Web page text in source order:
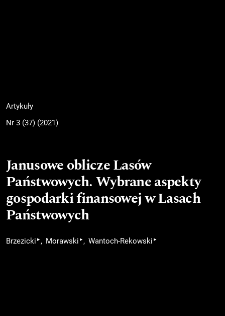
Artykuły
Nr 3 (37) (2021)
Janusowe oblicze Lasów
Państwowych. Wybrane aspekty
gospodarki finansowej w Lasach
Państwowych
Brzezicki ▸ Morawski ▸ Wantoch-Rekowski ▸